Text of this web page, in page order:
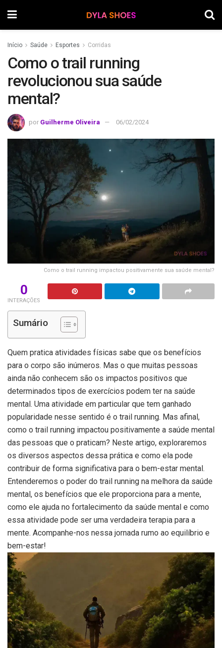
Início Saúde Esportes Corridas
Como o trail running
revolucionou sua saúde
mental?
por Guilherme Oliveira 06/02/2024
Como o trail running impactou positivamente sua saúde mental?
0
INTERAÇÕES
Sumário
Quem pratica atividades físicas sabe que os benefícios
para o corpo são inúmeros. Mas o que muitas pessoas
ainda não conhecem são os impactos positivos que
determinados tipos de exercícios podem ter na saúde
mental. Uma atividade em particular que tem ganhado
popularidade nesse sentido é o trail running. Mas afinal,
como o trail running impactou positivamente a saúde mental
das pessoas que o praticam? Neste artigo, exploraremos
os diversos aspectos dessa prática e como ela pode
contribuir de forma significativa para o bem-estar mental.
Entenderemos o poder do trail running na melhora da saúde
mental, os benefícios que ele proporciona para a mente,
como ele ajuda no fortalecimento da saúde mental e como
essa atividade pode ser uma verdadeira terapia para a
mente. Acompanhe-nos nessa jornada rumo ao equilíbrio e
bem-estar!